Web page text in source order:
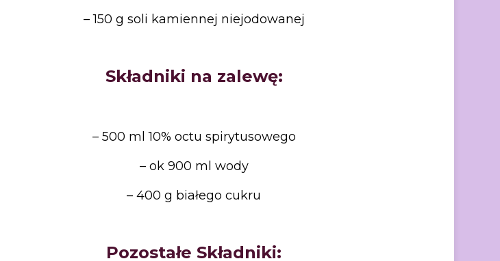
– 150 g soli kamiennej niejodowanej
Składniki na zalewę:
– 500 ml 10% octu spirytusowego
– ok900 ml wody
– 400 g białego cukru
Pozostałe Składniki: